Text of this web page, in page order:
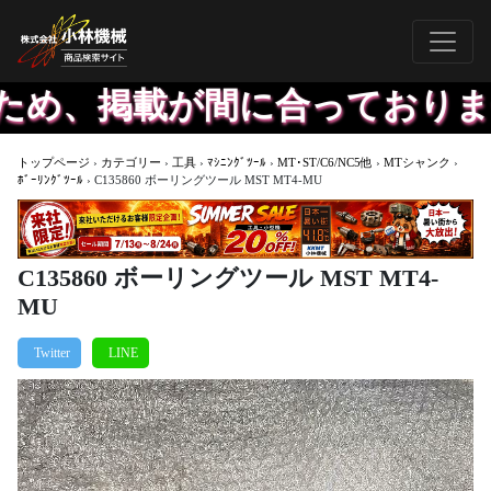
が間に合っておりませ
トップページ › カテゴリー › 工具 › ﾏｼﾆﾝｸﾞﾂｰﾙ › MT･ST/C6/NC5他 › MTシャンク ›
ﾎﾞｰﾘﾝｸﾞﾂｰﾙ › C135860 ボーリングツール MST MT4-MU
C135860 ボーリングツール MST MT4-
MU